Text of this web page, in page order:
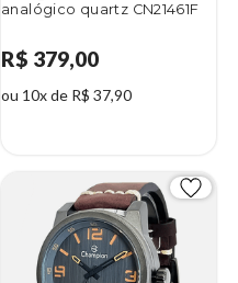
analógico quartz CN21461F
R$ 379,00
ou 10x de R$ 37,90